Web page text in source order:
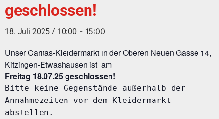
geschlossen!
18. Juli 2025 / 10:00 - 15:00
Unser Caritas-Kleidermarkt in der Oberen Neuen Gasse 14,
Kitzingen-Etwashausen ist am
Freitag 18.07.25geschlossen!
Bitte keine Gegenstände außerhalb der
Annahmezeiten vor dem Kleidermarkt
abstellen.